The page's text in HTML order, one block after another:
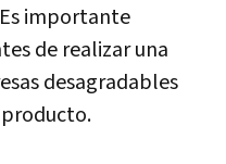
importante
de realizar una
desagradables